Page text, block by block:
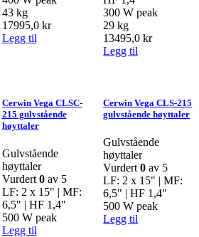
43 kg
17995,0 kr
Legg til
300 W peak
29 kg
13495,0kr
Legg til
Cerwin Vega CLSC-
215 gulvstående
høyttaler
Gulvstående
høyttaler
Vurdert 0av 5
LF: 2 x 15" | MF:
6,5" | HF 1,4"
500 W peak
Legg til
Cerwin Vega CLS-215
gulvstående høyttaler
Gulvstående
høyttaler
Vurdert0 av 5
LF: 2 x 15" | MF:
6,5" | HF 1,4"
500 W peak
Legg til